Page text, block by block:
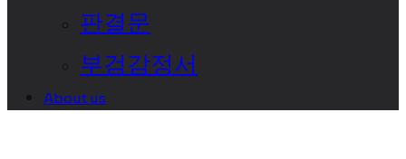
판결문
부검감정서
About us